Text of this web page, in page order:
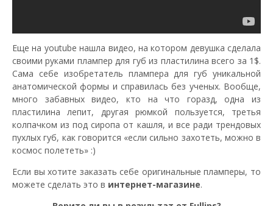
Еще на youtube нашла видео, на котором девушка сделала
своими руками плампер для губ из пластилина всего за 1$.
Сама себе изобретатель плампера для губ уникальной
анатомической формы и справилась без ученых. Вообще,
много забавных видео, кто на что горазд, одна из
пластилина лепит, другая рюмкой пользуется, третья
колпачком из под сиропа от кашля, и все ради трендовых
пухлых губ, как говорится «если сильно захотеть, можно в
космос полететь» :)
Если вы хотите заказать себе оригинальные пламперы, то
можете сделать это в интернет-магазине.